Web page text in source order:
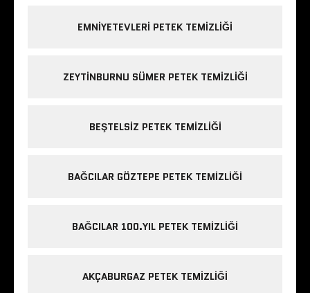
EMNIYETEVLERI PETEK TEMIZLIĞI
ZEYTINBURNU SÜMER PETEK TEMIZLIĞI
BEŞTELSIZ PETEK TEMIZLIĞI
BAĞCILAR GÖZTEPE PETEK TEMIZLIĞI
BAĞCILAR 100.YIL PETEK TEMIZLIĞI
AKÇABURGAZ PETEK TEMIZLIĞI